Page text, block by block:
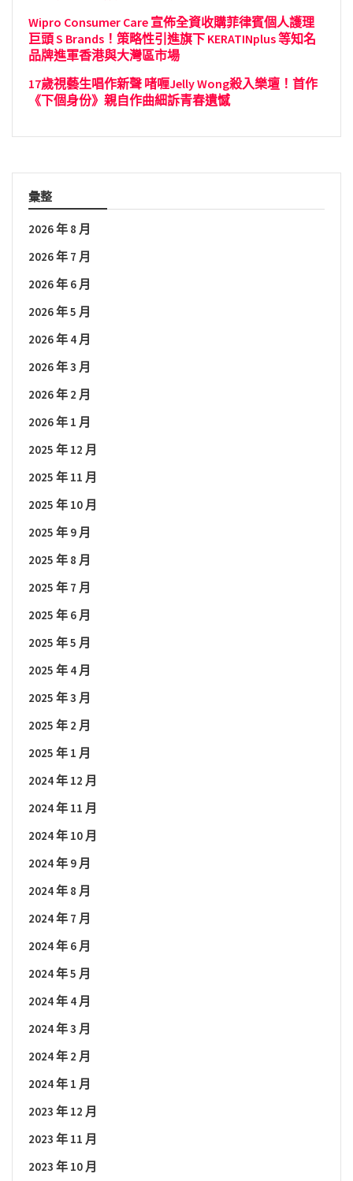
Wipro Consumer Care 宣佈全資收購菲律賓個人護理
巨頭 S Brands！策略性引進旗下 KERATINplus 等知名
品牌進軍香港與大灣區市場
17歲視藝生唱作新聲 啫喱Jelly Wong殺入樂壇！首作
《下個身份》親自作曲細訴青春遺憾
彙整
2026 年 8 月
2026 年 7 月
2026 年 6 月
2026 年 5 月
2026 年 4 月
2026 年 3 月
2026 年 2 月
2026 年 1 月
2025 年 12 月
2025 年 11 月
2025 年 10 月
2025 年 9 月
2025 年 8 月
2025 年 7 月
2025 年 6 月
2025 年 5 月
2025 年 4 月
2025 年 3 月
2025 年 2 月
2025 年 1 月
2024 年 12 月
2024 年 11 月
2024 年 10 月
2024 年 9 月
2024 年 8 月
2024 年 7 月
2024 年 6 月
2024 年 5 月
2024 年 4 月
2024 年 3 月
2024 年 2 月
2024 年 1 月
2023 年 12 月
2023 年 11 月
2023 年 10 月